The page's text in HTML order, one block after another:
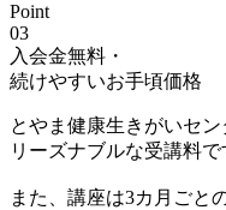
Point
03
入会金無料・
続けやすいお手頃価格
とやま健康生きがいセン
リーズナブルな受講料で
また、 講座は3カ月ごと